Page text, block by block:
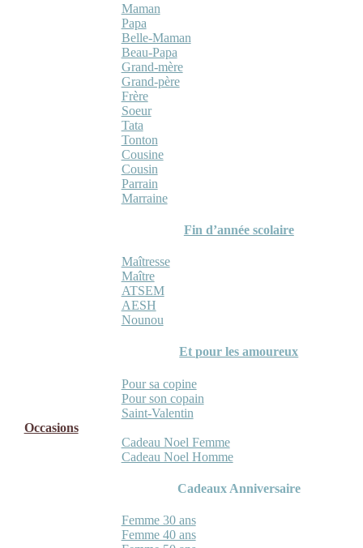
Maman
Papa
Belle-Maman
Beau-Papa
Grand-mère
Grand-père
Frère
Soeur
Tata
Tonton
Cousine
Cousin
Parrain
Marraine
Fin d’année scolaire
Maîtresse
Maître
ATSEM
AESH
Nounou
Et pour les amoureux
Pour sa copine
Pour son copain
Saint-Valentin
Occasions
Cadeau Noel Femme
Cadeau Noel Homme
Cadeaux Anniversaire
Femme 30 ans
Femme 40 ans